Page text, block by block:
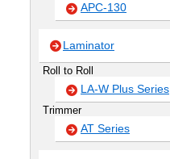
APC-130
Laminator
Roll to Roll
LA-W Plus Series
Trimmer
AT Series